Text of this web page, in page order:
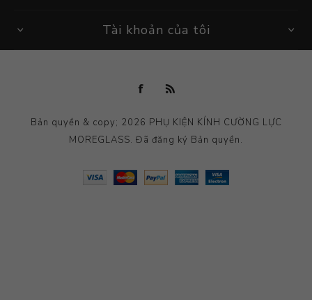
Tài khoản của tôi
Bản quyền & copy; 2026 PHỤ KIỆN KÍNH CƯỜNG LỰC
MOREGLASS. Đã đăng ký Bản quyền.